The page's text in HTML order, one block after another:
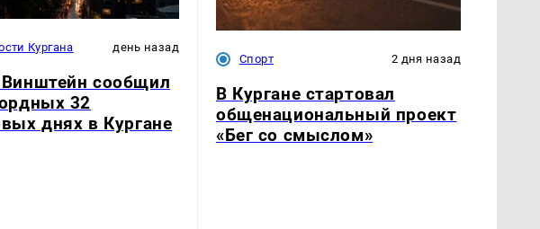
Кургана день назад
сообщил
32
днях в Кургане
Спорт 2 дня назад
В Кургане стартовал
общенациональный проект
«Бег со смыслом»